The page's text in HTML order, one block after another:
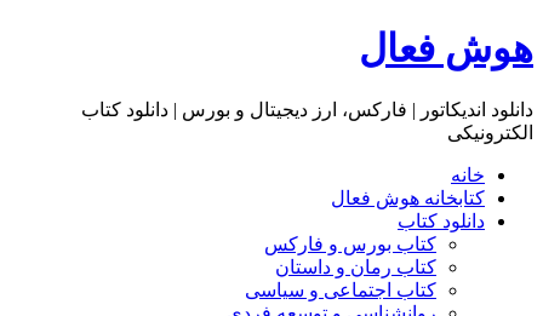
هوش فعال
دانلود اندیکاتور | فارکس، ارز دیجیتال و بورس | دانلود کتاب
الکترونیکی
خانه
کتابخانه هوش فعال
دانلود کتاب
کتاب بورس و فارکس
کتاب رمان و داستان
کتاب اجتماعی و سیاسی